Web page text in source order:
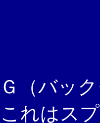
（バッ
れはス